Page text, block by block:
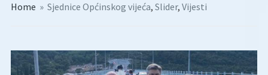
Home » Sjednice Općinskog vijeća, Slider, Vijesti